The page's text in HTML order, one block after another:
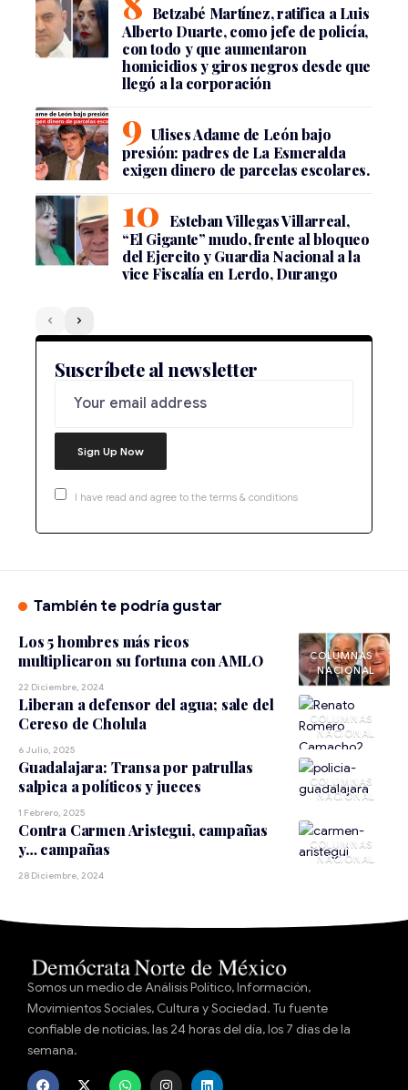
Betzabé Martínez, ratifica a Luis
Alberto Duarte, como jefe de policía,
con todo y que aumentaron
homicidios y giros negros desde que
llegó a la corporación
Ulises Adame de León bajo
presión: padres de La Esmeralda
exigen dinero de parcelas escolares.
Esteban Villegas Villarreal,
“El Gigante” mudo, frente al bloqueo
del Ejercito y Guardia Nacional a la
vice Fiscalía en Lerdo, Durango
Suscríbete al newsletter
I have read and agree to the terms & conditions
También te podría gustar
COLUMNAS‏
NACIONAL
Los 5 hombres más ricos
multiplicaron su fortuna con AMLO
22 Diciembre, 2024
NACIONAL
Liberan a defensor del agua; sale del
Cereso de Cholula
6 Julio, 2025
NACIONAL
Guadalajara: Transa por patrullas
salpica a políticos y jueces
1 Febrero, 2025
NACIONAL
Contra Carmen Aristegui, campañas
y… campañas
28 Diciembre, 2024
Somos un medio de Análisis Político, Información,
Movimientos Sociales, Cultura y Sociedad. Tu fuente
confiable de noticias, las 24 horas del día, los 7 días de la
semana.